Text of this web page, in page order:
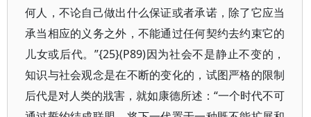
何人，不论自己做出什么保证或者承诺，除了它应当
承当相应的义务之外，不能通过任何契约去约束它的
儿女或后代。”{25}(P89)因为社会不是静止不变的，
知识与社会观念是在不断的变化的，试图严格的限制
后代是对人类的戕害，就如康德所述：“一个时代不可